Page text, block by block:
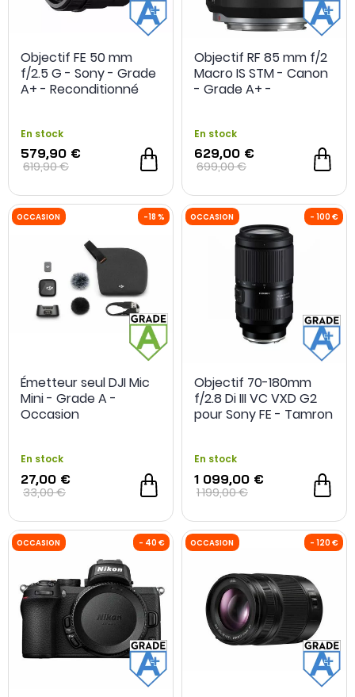
- 200 € OCCASION
Objectif FE 50 mm
f/2.5 G - Sony - Grade
A+ - Reconditionné
En stock
579,90 €
619,90 €
Objectif RF 85 mm f/2
Macro IS STM - Canon
- Grade A+ -
En stock
629,00 €
699,00 €
Émetteur seul DJI Mic
Mini - Grade A -
Occasion
En stock
27,00 €
33,00 €
Objectif 70-180mm
f/2.8 Di III VC VXD G2
pour Sony FE - Tamron
En stock
1 099,00 €
1 199,00 €